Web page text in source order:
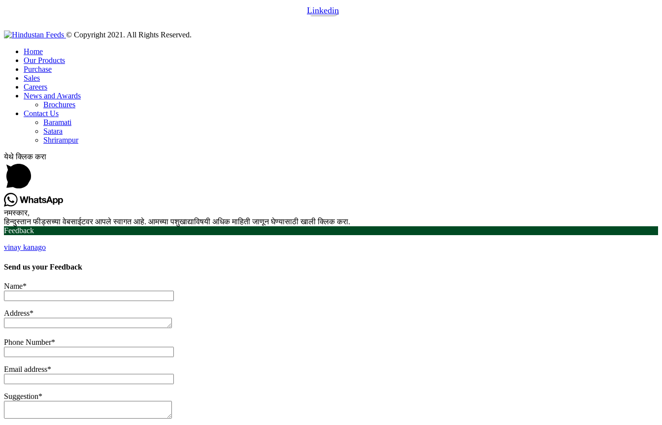
Linkedin
© Copyright 2021. All Rights Reserved.
Home
Our Products
Purchase
Sales
Careers
News and Awards
Brochures
Contact Us
Baramati
Satara
Shrirampur
येथे क्लिक करा
नमस्कार,
हिन्दुस्तान फीड्सच्या वेबसाईटवर आपले स्वागत आहे. आमच्या पशुखाद्याविषयी अधिक माहिती जाणून घेण्यासाठी खाली क्लिक करा.
Feedback
vinay kanago
Send us your Feedback
Name*
Address*
Phone Number*
Email address*
Suggestion*